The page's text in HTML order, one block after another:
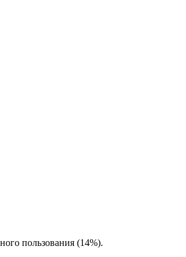
пользования (14%).